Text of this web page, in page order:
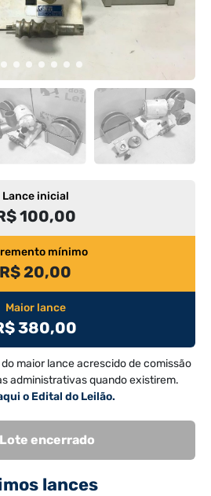
Lance inicial
100,00
mínimo
R$ 20,00
Maior lance
380,00
maior lance acrescido de comissão
administrativas quando existirem.
o Edital do Leilão.
Lote encerrado
lances